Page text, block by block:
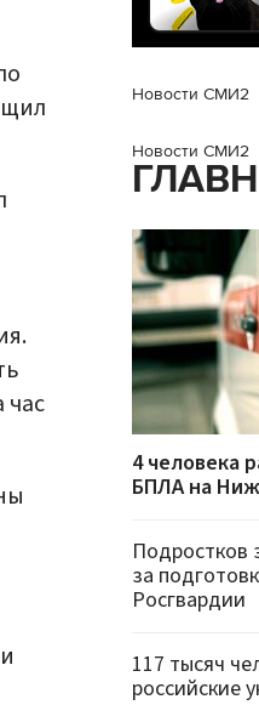
Новости СМИ2
Новости СМИ2
4 человека
БПЛА на
Подростков
за
Росгвардии
117 тысяч
российские